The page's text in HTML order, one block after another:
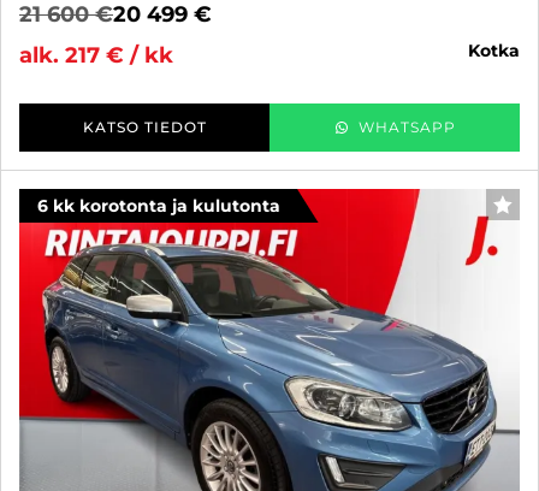
21 600 €20 499 €
alk. 217 € / kk
kotka
KATSO TIEDOT WHATSAPP
6 kk korotonta ja kulutonta